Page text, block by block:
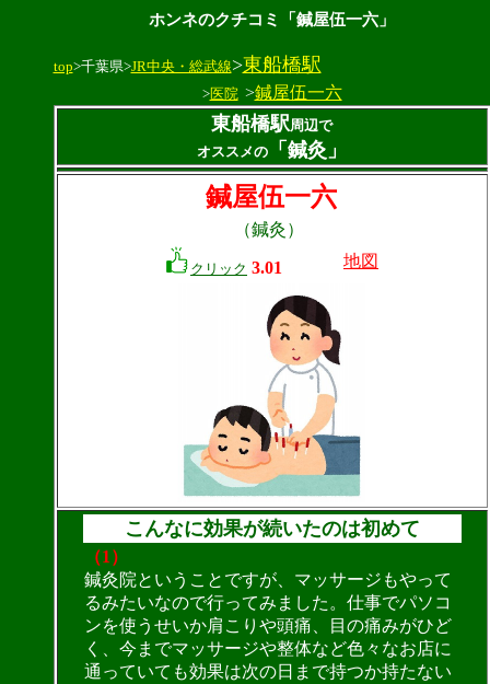
ホンネのクチコミ「鍼屋伍一六」
top>千葉県>JR中央・総武線>東船橋駅
>医院 >鍼屋伍一六
東船橋駅周辺で
オススメの
「鍼灸」
鍼屋伍一六
（鍼灸）
クリック 3.01 地図
こんなに効果が続いたのは初めて
（1）
鍼灸院ということですが、マッサージもやって
るみたいなので行ってみました。仕事でパソコ
ンを使うせいか肩こりや頭痛、目の痛みがひど
く、今までマッサージや整体など色々なお店に
通っていても効果は次の日まで持つか持たない